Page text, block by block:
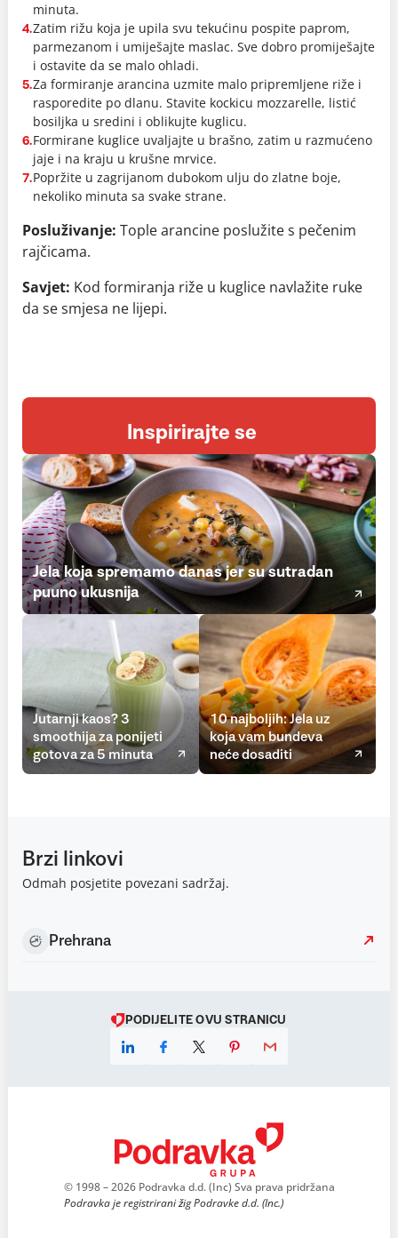
minuta.
4.Zatim rižu koja je upila svu tekućinu pospite paprom,
parmezanom i umiješajte maslac. Sve dobro promiješajte
i ostavite da se malo ohladi.
5.Za formiranje arancina uzmite malo pripremljene riže i
rasporedite po dlanu. Stavite kockicu mozzarelle, listić
bosiljka u sredini i oblikujte kuglicu.
6.Formirane kuglice uvaljajte u brašno, zatim u razmućeno
jaje i na kraju u krušne mrvice.
7.Popržite u zagrijanom dubokom ulju do zlatne boje,
nekoliko minuta sa svake strane.
Posluživanje: Tople arancine poslužite s pečenim
rajčicama.
Savjet: Kod formiranja riže u kuglice navlažite ruke
da se smjesa ne lijepi.
Inspirirajte se
Jela koja spremamo danas jer su sutradan
puuno ukusnija
Jutarnji kaos? 3
smoothija za ponijeti
gotova za 5 minuta
10 najboljih: Jela uz
koja vam bundeva
neće dosaditi
Brzi linkovi
Odmah posjetite povezani sadržaj.
Prehrana
PODIJELITE OVU STRANICU
© 1998 – 2026 Podravka d.d. (Inc) Sva prava pridržana
Podravka je registrirani žig Podravke d.d. (Inc.)